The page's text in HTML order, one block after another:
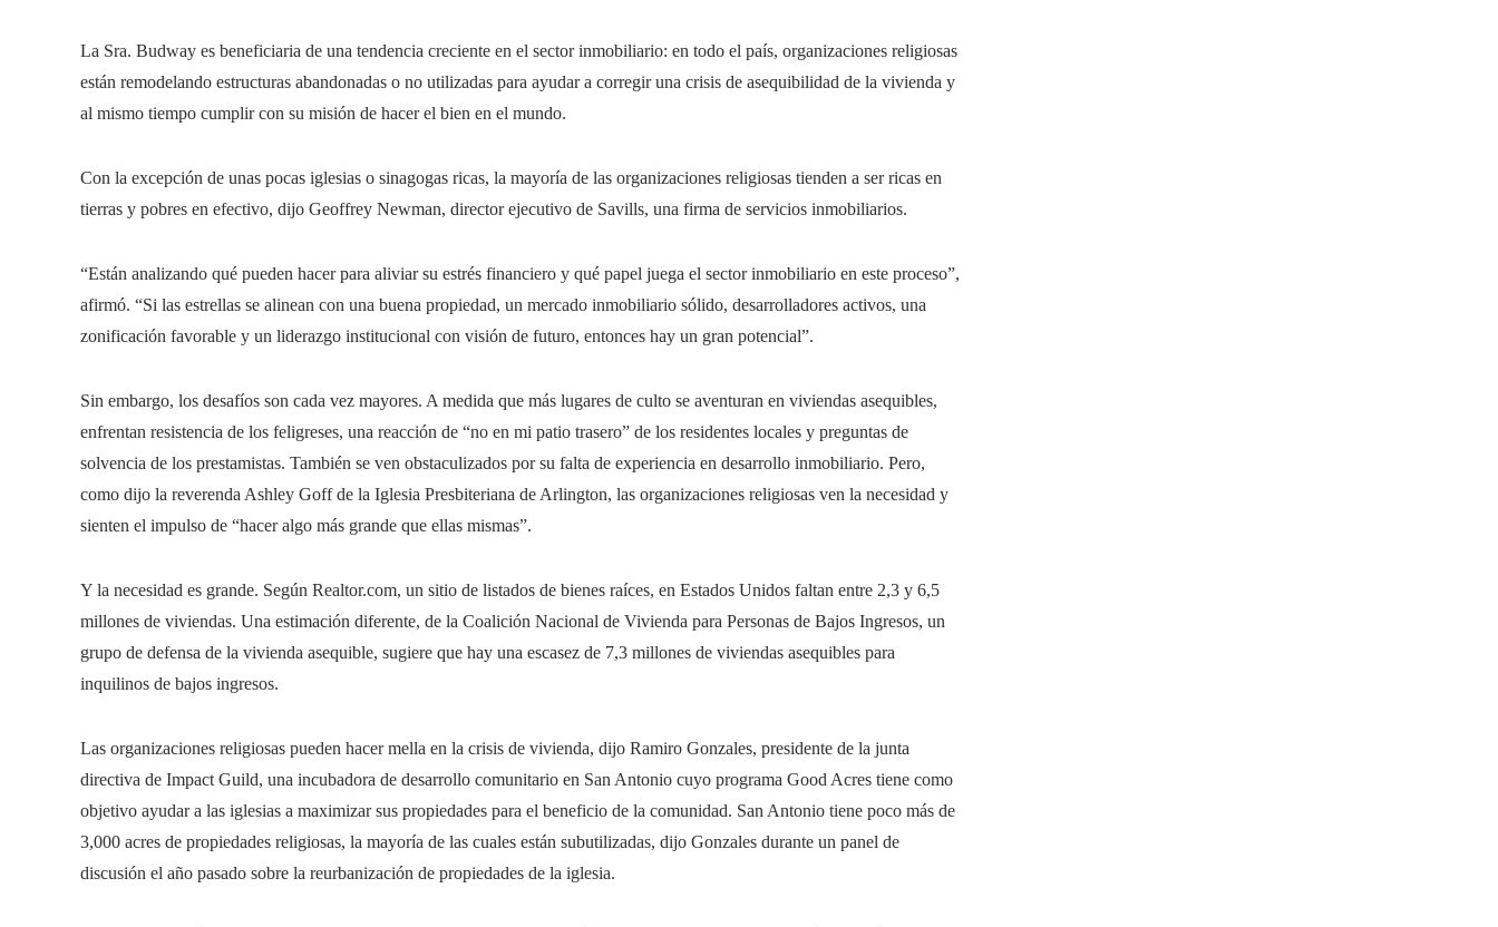
La Sra. Budway es beneficiaria de una tendencia creciente en el sector inmobiliario: en todo el país, organizaciones religiosas
están remodelando estructuras abandonadas o no utilizadas para ayudar a corregir una crisis de asequibilidad de la vivienda y
al mismo tiempo cumplir con su misión de hacer el bien en el mundo.
Con la excepción de unas pocas iglesias o sinagogas ricas, la mayoría de las organizaciones religiosas tienden a ser ricas en
tierras y pobres en efectivo, dijo Geoffrey Newman, director ejecutivo de Savills, una firma de servicios inmobiliarios.
“Están analizando qué pueden hacer para aliviar su estrés financiero y qué papel juega el sector inmobiliario en este proceso”,
afirmó. “Si las estrellas se alinean con una buena propiedad, un mercado inmobiliario sólido, desarrolladores activos, una
zonificación favorable y un liderazgo institucional con visión de futuro, entonces hay un gran potencial”.
Sin embargo, los desafíos son cada vez mayores. A medida que más lugares de culto se aventuran en viviendas asequibles,
enfrentan resistencia de los feligreses, una reacción de “no en mi patio trasero” de los residentes locales y preguntas de
solvencia de los prestamistas. También se ven obstaculizados por su falta de experiencia en desarrollo inmobiliario. Pero,
como dijo la reverenda Ashley Goff de la Iglesia Presbiteriana de Arlington, las organizaciones religiosas ven la necesidad y
sienten el impulso de “hacer algo más grande que ellas mismas”.
Y la necesidad es grande. Según Realtor.com, un sitio de listados de bienes raíces, en Estados Unidos faltan entre 2,3 y 6,5
millones de viviendas. Una estimación diferente, de la Coalición Nacional de Vivienda para Personas de Bajos Ingresos, un
grupo de defensa de la vivienda asequible, sugiere que hay una escasez de 7,3 millones de viviendas asequibles para
inquilinos de bajos ingresos.
Las organizaciones religiosas pueden hacer mella en la crisis de vivienda, dijo Ramiro Gonzales, presidente de la junta
directiva de Impact Guild, una incubadora de desarrollo comunitario en San Antonio cuyo programa Good Acres tiene como
objetivo ayudar a las iglesias a maximizar sus propiedades para el beneficio de la comunidad. San Antonio tiene poco más de
3,000 acres de propiedades religiosas, la mayoría de las cuales están subutilizadas, dijo Gonzales durante un panel de
discusión el año pasado sobre la reurbanización de propiedades de la iglesia.